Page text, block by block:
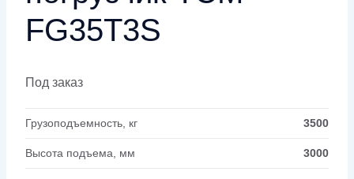
FG35T3S
Под заказ
Грузоподъемность, кг 3500
Высота подъема, мм 3000